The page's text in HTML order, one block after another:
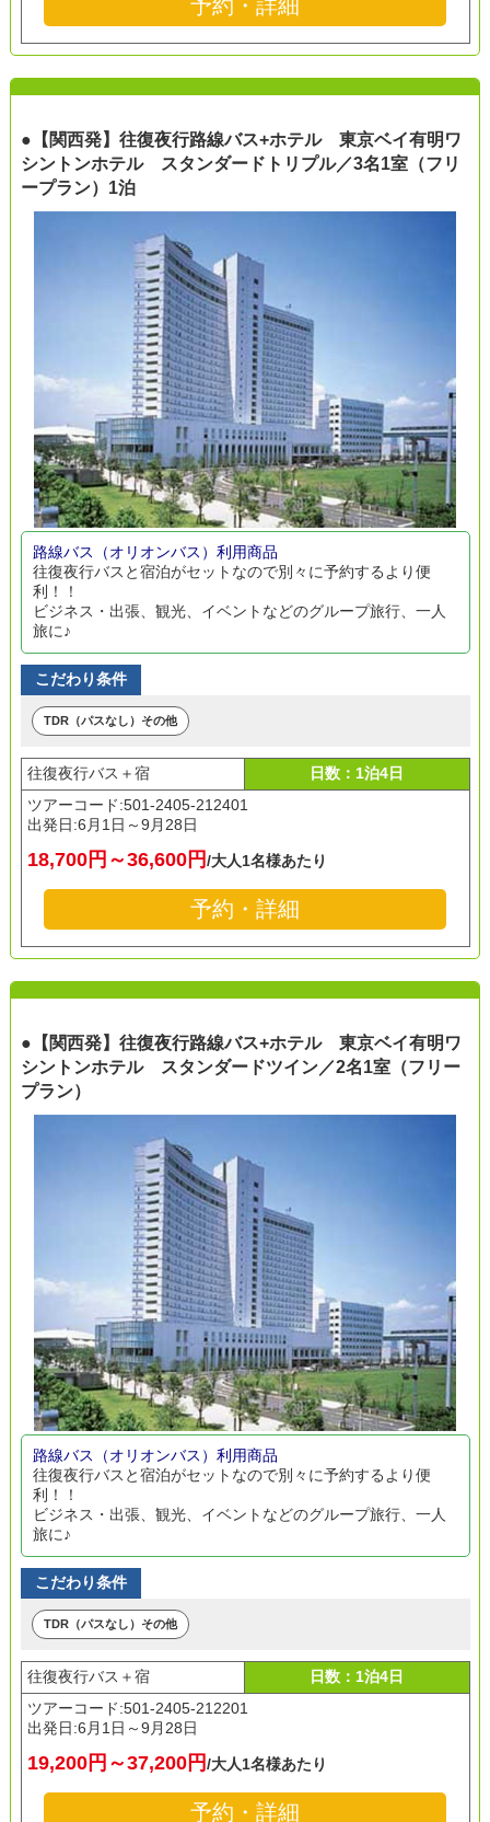
予約・詳細
●【関西発】往復夜行路線バス+ホテル 東京ベイ有明ワ
シントンホテル スタンダードトリプル／3名1室（フリ
ープラン）1泊
路線バス（オリオンバス）利用商品
往復夜行バスと宿泊がセットなので別々に予約するより便
利！！
ビジネス・出張、観光、イベントなどのグループ旅行、一人
旅に♪
こだわり条件
TDR（パスなし）その他
往復夜行バス＋宿
日数：1泊4日
ツアーコード:501-2405-212401
出発日:6月1日～9月28日
18,700円～36,600円/大人1名様あたり
予約・詳細
●【関西発】往復夜行路線バス+ホテル 東京ベイ有明ワ
シントンホテル スタンダードツイン／2名1室（フリー
プラン）
路線バス（オリオンバス）利用商品
往復夜行バスと宿泊がセットなので別々に予約するより便
利！！
ビジネス・出張、観光、イベントなどのグループ旅行、一人
旅に♪
こだわり条件
TDR（パスなし）その他
往復夜行バス＋宿
日数：1泊4日
ツアーコード:501-2405-212201
出発日:6月1日～9月28日
19,200円～37,200円/大人1名様あたり
予約・詳細